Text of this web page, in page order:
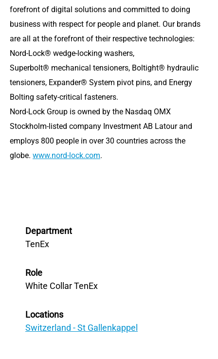
forefront of digital solutions and committed to doing
business with respect for people and planet. Our brands
are all at the forefront of their respective technologies:
Nord-Lock® wedge-locking washers,
Superbolt® mechanical tensioners, Boltight® hydraulic
tensioners, Expander® System pivot pins, and Energy
Bolting safety-critical fasteners.
Nord-Lock Group is owned by the Nasdaq OMX
Stockholm-listed company Investment AB Latour and
employs 800 people in over 30 countries across the
globe. www.nord-lock.com.
Department
TenEx
Role
White Collar TenEx
Locations
Switzerland - St Gallenkappel